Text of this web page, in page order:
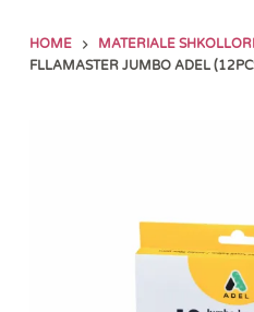
cHOME MATERIALE
FLLAMASTER JUMBO ADEL